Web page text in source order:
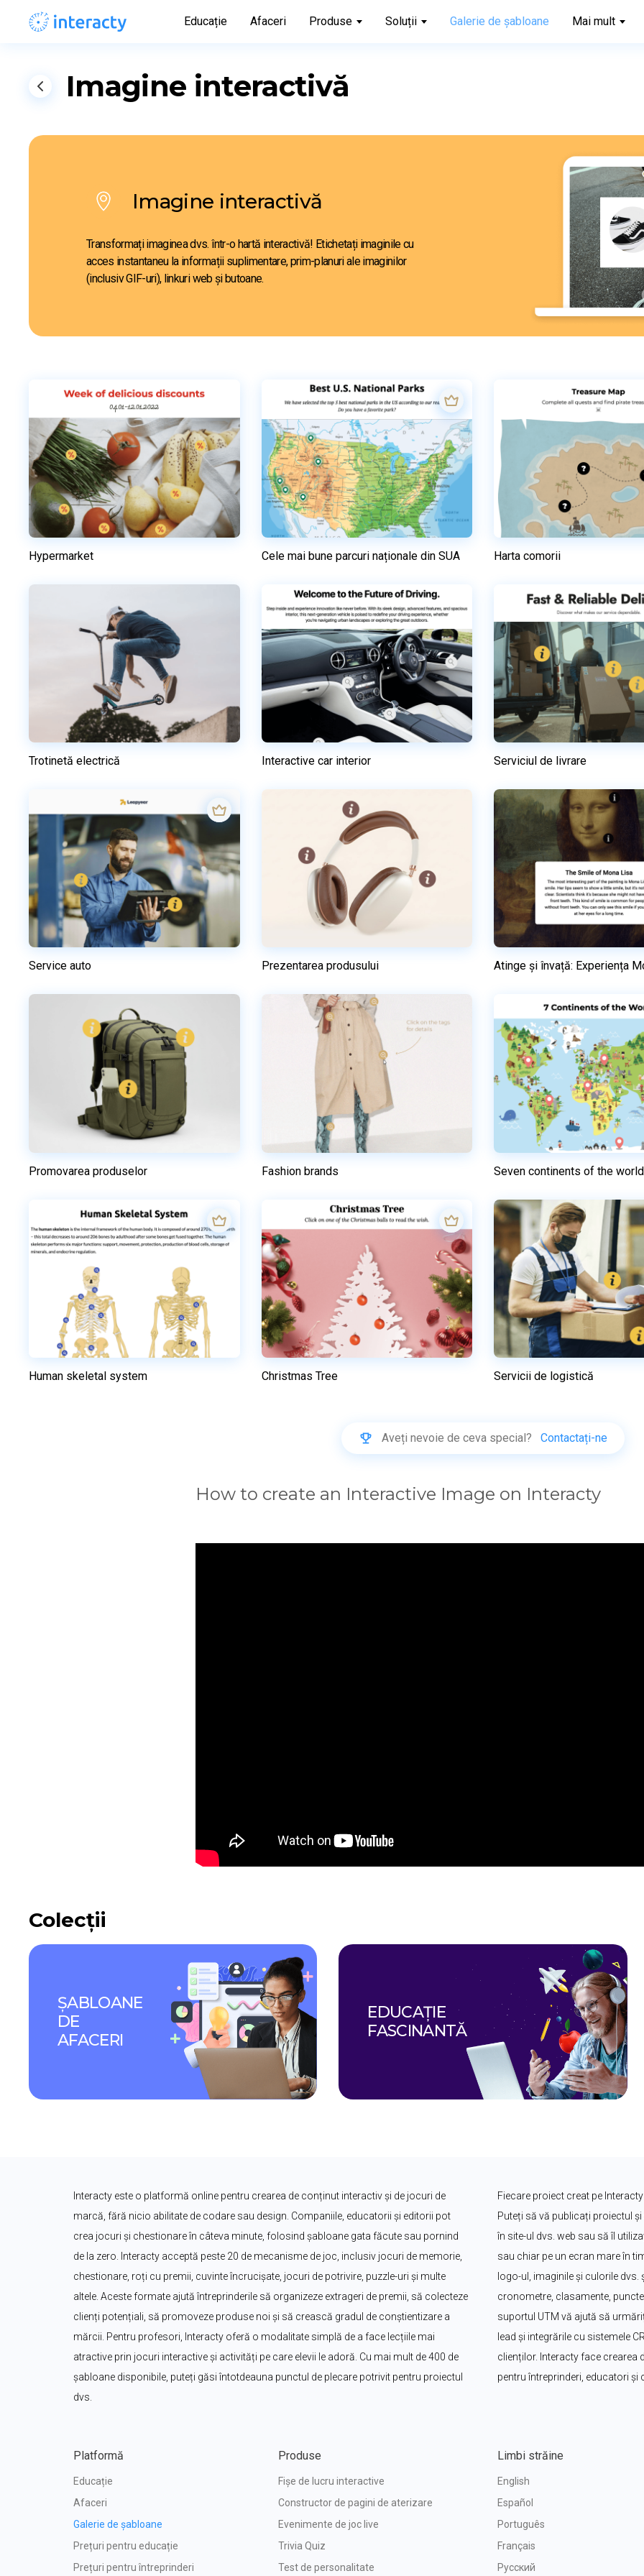
Educație Afaceri Produse Soluții Galerie de șabloane Mai mult
Imagine interactivă
Imagine interactivă
Transformați imaginea dvs. într-o hartă interactivă! Etichetați imaginile cu
acces instantaneu la informații suplimentare, prim-planuri ale imaginilor
(inclusiv GIF-uri), linkuri web și butoane.
Hypermarket
Previzualizare
Utilizați acest model
Cele mai bune parcuri naționale din SUA
Utilizați acest
Harta comorii
Utilizați acest model
Trotinetă electrică
Utilizați acest model
Interactive car interior
Utilizați acest
Serviciul de livrare
Utilizați acest model
Service auto
Utilizați acest model
Prezentarea produsului
Previzualizare
Utilizați acest
Atinge și învață: Experiența
Utilizați acest model
Promovarea produselor
Utilizați acest model
Fashion brands
Utilizare
Seven continents of the world
Previzualizare
Human skeletal system Christmas Tree Servicii de logistică
Aveți nevoie de ceva special? Contactați-ne
How to create an Interactive Image on Interacty
Colecții
ȘABLOANE
DE
AFACERI
EDUCAȚIE
FASCINANTĂ
Interacty este o platformă online pentru crearea de conținut interactiv și de jocuri de
marcă, fără nicio abilitate de codare sau design. Companiile, educatorii și editorii pot
crea jocuri și chestionare în câteva minute, folosind șabloane gata făcute sau pornind
de la zero. Interacty acceptă peste 20 de mecanisme de joc, inclusiv jocuri de memorie,
chestionare, roți cu premii, cuvinte încrucișate, jocuri de potrivire, puzzle-uri și multe
altele. Aceste formate ajută întreprinderile să organizeze extrageri de premii, să colecteze
clienți potențiali, să promoveze produse noi și să crească gradul de conștientizare a
mărcii. Pentru profesori, Interacty oferă o modalitate simplă de a face lecțiile mai
atractive prin jocuri interactive și activități pe care elevii le adoră. Cu mai mult de 400 de
șabloane disponibile, puteți găsi întotdeauna punctul de plecare potrivit pentru proiectul
dvs.
Fiecare proiect creat pe
Puteți să vă publicați proiectul
în site-ul dvs. web sau să îl
sau chiar pe un ecran mare în
logo-ul, imaginile și culorile
cronometre, clasamente,
suportul UTM vă ajută să
lead și integrările cu sistemele
clienților. Interacty face crearea
pentru întreprinderi, educatori
Platformă
Educație
Afaceri
Galerie de șabloane
Prețuri pentru educație
Prețuri pentru întreprinderi
Produse
Fișe de lucru interactive
Constructor de pagini de aterizare
Evenimente de joc live
Trivia Quiz
Test de personalitate
Limbi străine
English
Español
Português
Français
Русский